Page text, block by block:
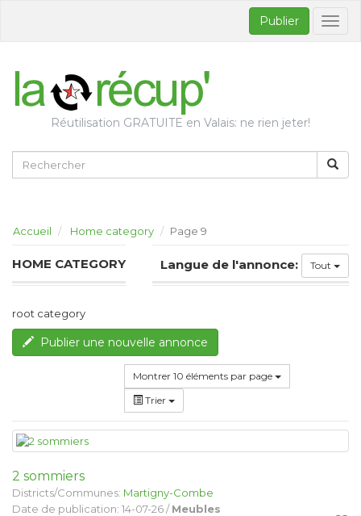
Publier
Réutilisation GRATUITE en Valais: ne rien jeter!
Accueil Home category Page 9
HOME CATEGORY Langue de l'annonce: Tout
root category
Publier une nouvelle annonce
Montrer 10 éléments par page
Trier
2 sommiers
Districts/Communes: Martigny-Combe
Date de publication: 14-07-26 /Meubles